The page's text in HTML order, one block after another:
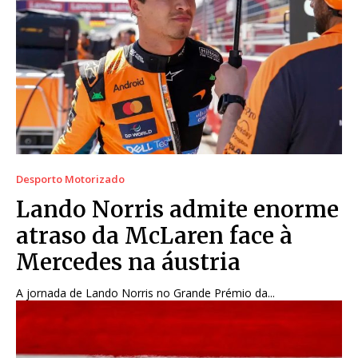
Desporto Motorizado
Lando Norris admite enorme
atraso da McLaren face à
Mercedes na áustria
A jornada de Lando Norris no Grande Prémio da...